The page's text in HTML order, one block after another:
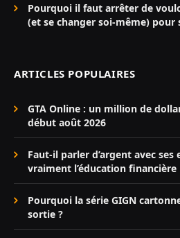
Pourquoi il faut arrêter de
(et se changer soi-même) pour
ARTICLES POPULAIRES
GTA Online : un million de
début août 2026
Faut-il parler d’argent avec ses
vraiment l’éducation financière
Pourquoi la série GIGN
sortie ?